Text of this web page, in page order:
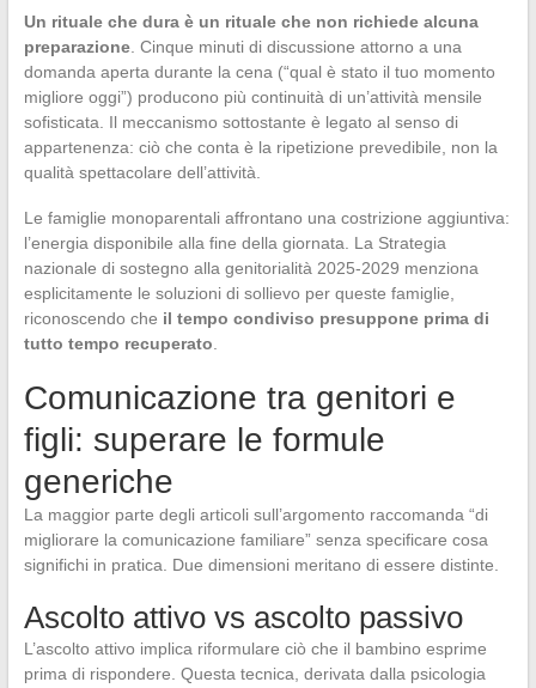
Un rituale che dura è un rituale che non richiede alcuna
preparazione. Cinque minuti di discussione attorno a una
domanda aperta durante la cena (“qual è stato il tuo momento
migliore oggi”) producono più continuità di un’attività mensile
sofisticata. Il meccanismo sottostante è legato al senso di
appartenenza: ciò che conta è la ripetizione prevedibile, non la
qualità spettacolare dell’attività.
Le famiglie monoparentali affrontano una costrizione aggiuntiva:
l’energia disponibile alla fine della giornata. La Strategia
nazionale di sostegno alla genitorialità 2025-2029 menziona
esplicitamente le soluzioni di sollievo per queste famiglie,
riconoscendo che il tempo condiviso presuppone prima di
tutto tempo recuperato
Comunicazione tra genitori e
figli: superare le formule
generiche
La maggior parte degli articoli sull’argomento raccomanda “di
migliorare la comunicazione familiare” senza specificare cosa
significhi in pratica. Due dimensioni meritano di essere distinte.
Ascolto attivo vs ascolto passivo
L’ascolto attivo implica riformulare ciò che il bambino esprime
prima di rispondere. Questa tecnica, derivata dalla psicologia